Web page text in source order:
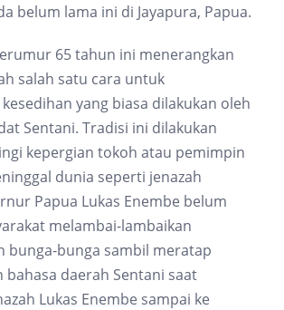
belum lama ini di Jayapura, Papua.
65 tahun ini menerangkan
salah satu cara untuk
yang biasa dilakukan oleh
Sentani. Tradisi ini dilakukan
kepergian tokoh atau pemimpin
dunia seperti jenazah
Papua Lukas Enembe belum
melambai-lambaikan
bunga-bunga sambil meratap
bahasa daerah Sentani saat
Lukas Enembe sampai ke